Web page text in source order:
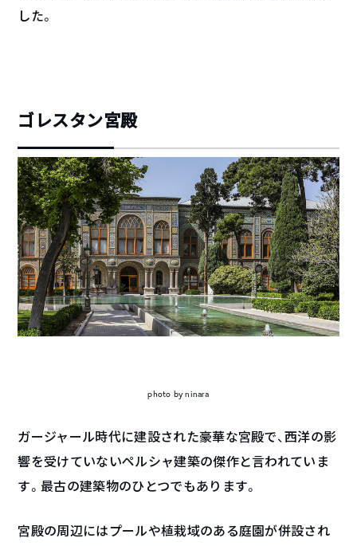
した。
ゴレスタン宮殿
photo by ninara
ガージャール時代に建設された豪華な宮殿で、西洋の影
響を受けていないペルシャ建築の傑作と言われていま
す。最古の建築物のひとつでもあります。
宮殿の周辺にはプールや植栽域のある庭園が併設され